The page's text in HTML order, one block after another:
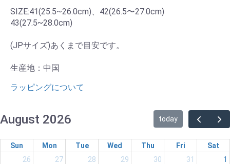
SIZE:41(25.5~26.0cm)、42(26.5〜27.0cm)
43(27.5~28.0cm)
(JPサイズ)あくまで目安です。
生産地：中国
ラッピングについて
August 2026 today
Sun Mon Tue Wed Thu Fri
Sat
26
27 28 29 30 31 1